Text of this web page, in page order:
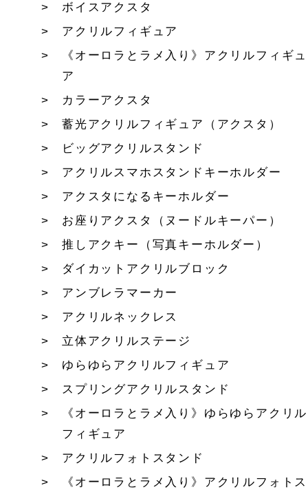
ボイスアクスタ
アクリルフィギュア
《オーロラとラメ入り》アクリルフィギュ
ア
カラーアクスタ
蓄光アクリルフィギュア（アクスタ）
ビッグアクリルスタンド
アクリルスマホスタンドキーホルダー
アクスタになるキーホルダー
お座りアクスタ（ヌードルキーパー）
推しアクキー（写真キーホルダー）
ダイカットアクリルブロック
アンブレラマーカー
アクリルネックレス
立体アクリルステージ
ゆらゆらアクリルフィギュア
スプリングアクリルスタンド
《オーロラとラメ入り》ゆらゆらアクリル
フィギュア
アクリルフォトスタンド
《オーロラとラメ入り》アクリルフォトス